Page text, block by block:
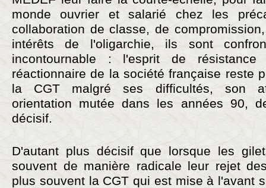
monde ouvrier et salarié chez les
collaboration de classe, de
intérêts de l'oligarchie, ils sont
incontournable : l'esprit de
réactionnaire de la société française reste
la CGT malgré ses difficultés, son
orientation mutée dans les années 90,
décisif.
D'autant plus décisif que lorsque les
souvent de manière radicale leur rejet
plus souvent la CGT qui est mise à l'avant